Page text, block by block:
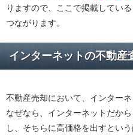
りますので、ここで掲載してい
つながります。
インターネットの不動産
不動産売却において、インター
なぜなら、インターネットだか
し、そちらに高価格を出すとい